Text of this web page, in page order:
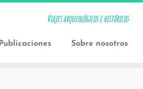
Viajes arqueológicos e históricos
Publicaciones Sobre nosotros